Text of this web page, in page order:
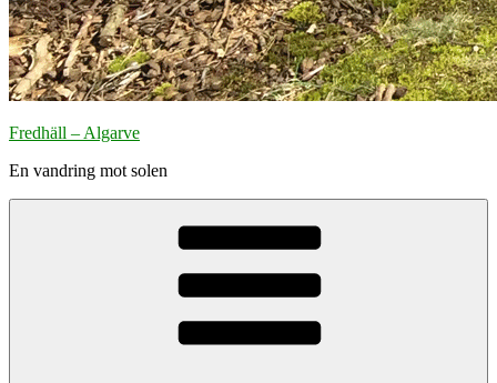
Fredhäll – Algarve
En vandring mot solen